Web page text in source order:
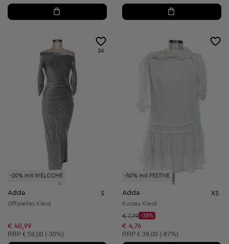
-20% mit WELCOME
34
Adda S
Offizielles Kleid
€ 40,99
Unverbindliche Preisempfehlung:
RRP € 59,00 (-30%)
-50% mit FESTIVE
Adda XS
Kurzes Kleid
Startpreis:
€ 7,79
Discount Price:
-38%
Reduzierter Preis:
€ 4,76
Unverbindliche Preisempfehlung:
RRP € 39,00 (-87%)